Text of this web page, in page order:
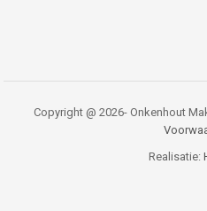
Copyright @ 2026- Onkenhout
Realisatie: